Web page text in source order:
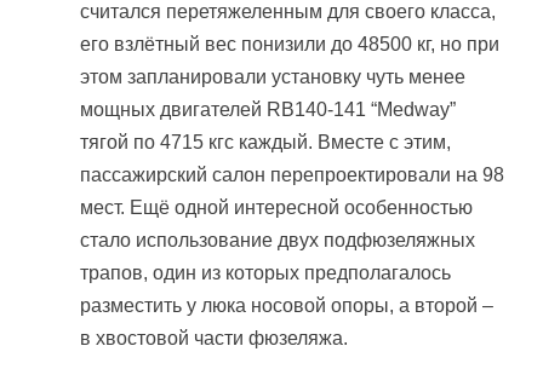
считался перетяжеленным для своего класса,
его взлётный вес понизили до 48500 кг, но при
этом запланировали установку чуть менее
мощных двигателей RB140-141 “Medway”
тягой по 4715 кгс каждый. Вместе с этим,
пассажирский салон перепроектировали на 98
мест. Ещё одной интересной особенностью
стало использование двух подфюзеляжных
трапов, один из которых предполагалось
разместить у люка носовой опоры, а второй –
в хвостовой части фюзеляжа.